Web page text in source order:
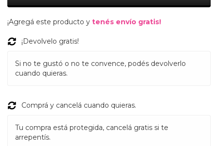
¡Agregá este producto y tenés envío gratis!
¡Devolvelo gratis!
Si no te gustó o no te convence, podés devolverlo
cuando quieras.
Comprá y cancelá cuando quieras.
Tu compra está protegida, cancelá gratis si te
arrepentís.